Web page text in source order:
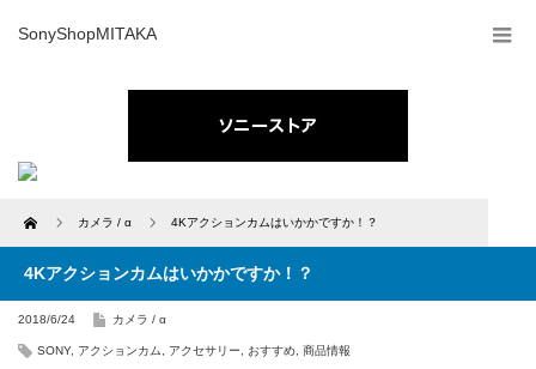
SonyShopMITAKA
Home カメラ / α 4Kアクションカムはいかかですか！？
4Kアクションカムはいかかですか！？
2018/6/24 カメラ / α
SONY, アクションカム アクセサリー おすすめ 商品情報